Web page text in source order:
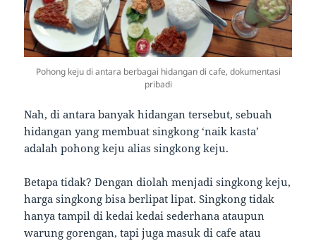
Pohong keju di antara berbagai hidangan di cafe, dokumentasi
pribadi
Nah, di antara banyak hidangan tersebut, sebuah
hidangan yang membuat singkong ‘naik kasta’
adalah pohong keju alias singkong keju.
Betapa tidak? Dengan diolah menjadi singkong keju,
harga singkong bisa berlipat lipat. Singkong tidak
hanya tampil di kedai kedai sederhana ataupun
warung gorengan, tapi juga masuk di cafe atau